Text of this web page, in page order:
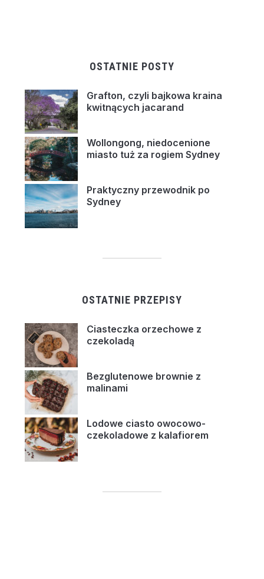
OSTATNIE POSTY
Grafton, czyli bajkowa kraina
kwitnących jacarand
Wollongong, niedocenione
miasto tuż za rogiem Sydney
Praktyczny przewodnik po
Sydney
OSTATNIE PRZEPISY
Ciasteczka orzechowe z
czekoladą
Bezglutenowe brownie z
malinami
Lodowe ciasto owocowo-
czekoladowe z kalafiorem